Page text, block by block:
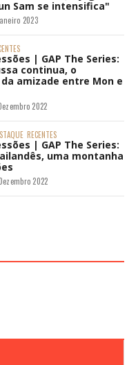
Sam se intensifica"
2023
| GAP The Series:
continua, o
amizade entre Mon e
2022
RECENTES
| GAP The Series:
uma montanha
2022